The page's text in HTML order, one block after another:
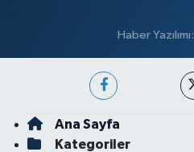
Haber Yazılımı:
Ana Sayfa
Kategoriler